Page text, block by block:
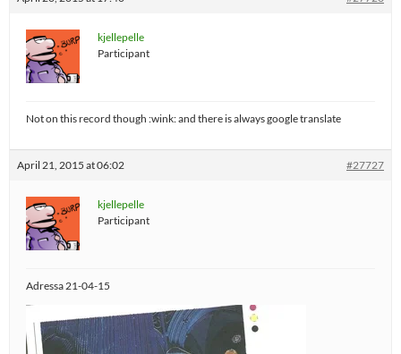
kjellepelle
Participant
Not on this record though :wink: and there is always google translate
April 21, 2015 at 06:02 #27727
kjellepelle
Participant
Adressa 21-04-15